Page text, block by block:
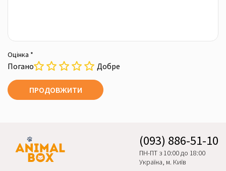
Оцінка *
Погано Добре
ПРОДОВЖИТИ
(093) 886-51-10
ПН-ПТ з 10:00 до 18:00
Україна, м. Київ